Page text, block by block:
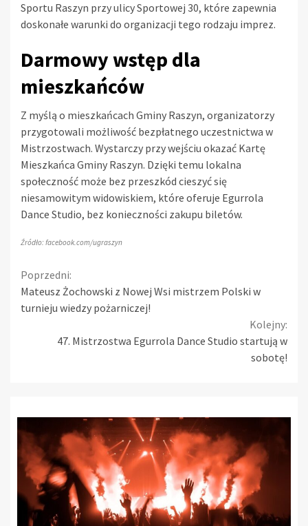
Sportu Raszyn przy ulicy Sportowej 30, które zapewnia
doskonałe warunki do organizacji tego rodzaju imprez.
Darmowy wstęp dla
mieszkańców
Z myślą o mieszkańcach Gminy Raszyn, organizatorzy
przygotowali możliwość bezpłatnego uczestnictwa w
Mistrzostwach. Wystarczy przy wejściu okazać Kartę
Mieszkańca Gminy Raszyn. Dzięki temu lokalna
społeczność może bez przeszkód cieszyć się
niesamowitym widowiskiem, które oferuje Egurrola
Dance Studio, bez konieczności zakupu biletów.
Źródło: facebook.com/ugraszyn
Continue
Reading
Poprzedni:
Mateusz Żochowski z Nowej Wsi mistrzem Polski w
turnieju wiedzy pożarniczej!
Kolejny:
47. Mistrzostwa Egurrola Dance Studio startują w
sobotę!